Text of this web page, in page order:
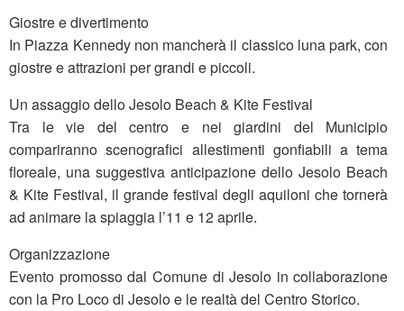
Giostre e divertimento
In Piazza Kennedy non mancherà il classico luna park, con
giostre e attrazioni per grandi e piccoli.
Un assaggio dello Jesolo Beach & Kite Festival
Tra le vie del centro e nei giardini del Municipio
compariranno scenografici allestimenti gonfiabili a tema
floreale, una suggestiva anticipazione dello Jesolo Beach
& Kite Festival, il grande festival degli aquiloni che tornerà
ad animare la spiaggia l’11 e 12 aprile.
Organizzazione
Evento promosso dal Comune di Jesolo in collaborazione
con la Pro Loco di Jesolo e le realtà del Centro Storico.